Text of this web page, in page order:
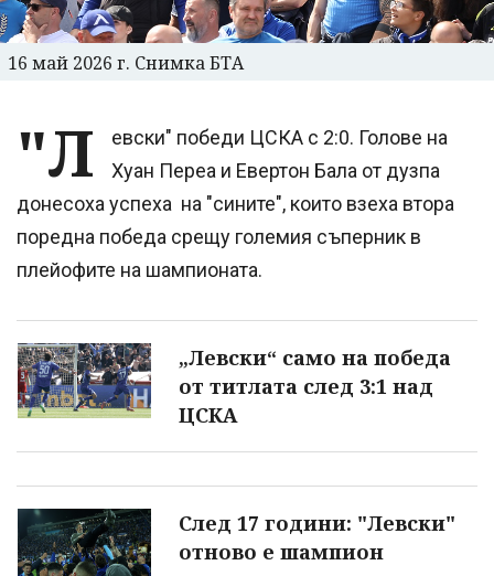
16 май 2026 г. Снимка БТА
"Л
евски" победи ЦСКА с 2:0. Голове на
Хуан Переа и Евертон Бала от дузпа
донесоха успеха на "сините", които взеха втора
поредна победа срещу големия съперник в
плейофите на шампионата.
„Левски“ само на победа
от титлата след 3:1 над
ЦСКА
След 17 години: "Левски"
отново е шампион